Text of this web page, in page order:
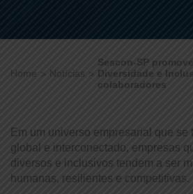
Home Notícias
Sescon-SP
Diversidade e
colaboradores
Em um universo empresarial que se
global e interconectado, empresas
diversos e inclusivos tendem a ser
humanas, resilientes e competitivas.